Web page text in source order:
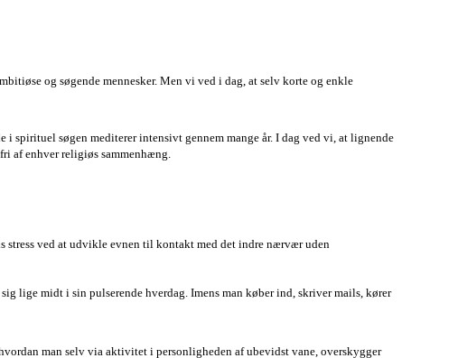
og søgende mennesker. Men vi ved i dag, at selv korte og enkle
spirituel søgen mediterer intensivt gennem mange år. I dag ved vi, at lignende
af enhver religiøs sammenhæng.
stress ved at udvikle evnen til kontakt med det indre nærvær uden
lige midt i sin pulserende hverdag. Imens man køber ind, skriver mails, kører
man selv via aktivitet i personligheden af ubevidst vane, overskygger